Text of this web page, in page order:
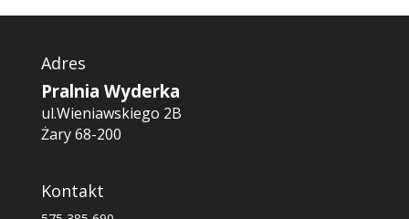
Adres
Pralnia Wyderka
ul.Wieniawskiego 2B
Żary 68-200
Kontakt